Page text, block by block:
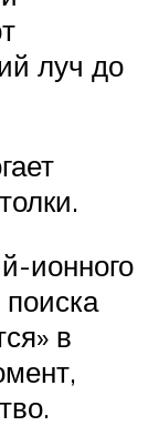
луч до
ионного
в